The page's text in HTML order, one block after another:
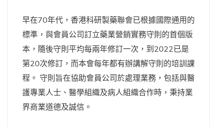
早在70年代，香港科研製藥聯會已根據國際通用的
標準，與會員公司訂立藥業營銷實務守則的首個版
本，隨後守則平均每兩年修訂一次，到2022已是
第20次修訂，而本會每年都有辦講解守則的培訓課
程。 守則旨在協助會員公司於處理業務，包括與醫
護專業人士、醫學組織及病人組織合作時，秉持業
界商業道德及誠信。